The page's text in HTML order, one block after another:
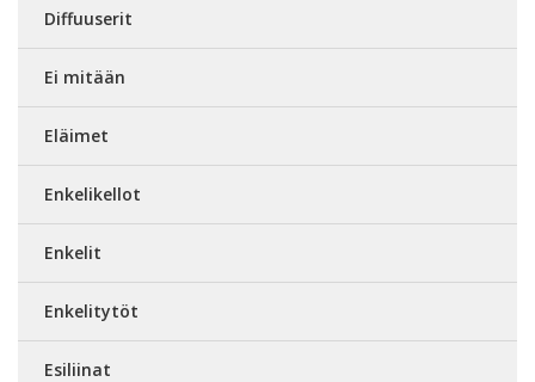
Diffuuserit
Ei mitään
Eläimet
Enkelikellot
Enkelit
Enkelitytöt
Esiliinat